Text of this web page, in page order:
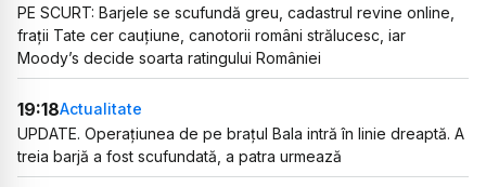
PE SCURT: Barjele se scufundă greu, cadastrul revine online,
frații Tate cer cauțiune, canotorii români strălucesc, iar
Moody’s decide soarta ratingului României
19:18Actualitate
UPDATE. Operațiunea de pe brațul Bala intră în linie dreaptă. A
treia barjă a fost scufundată, a patra urmează